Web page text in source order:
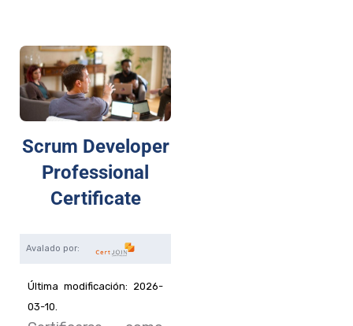
Scrum Developer
Professional
Certificate
Última modificación: 2026-
03-10.